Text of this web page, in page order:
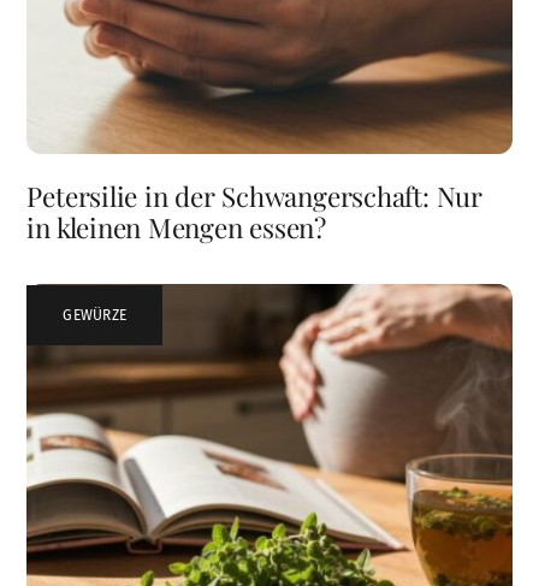
Petersilie in der Schwangerschaft: Nur
in kleinen Mengen essen?
GEWÜRZE